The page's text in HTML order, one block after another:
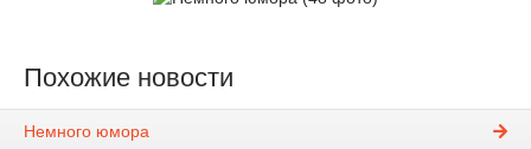
Похожие новости
Немного юмора